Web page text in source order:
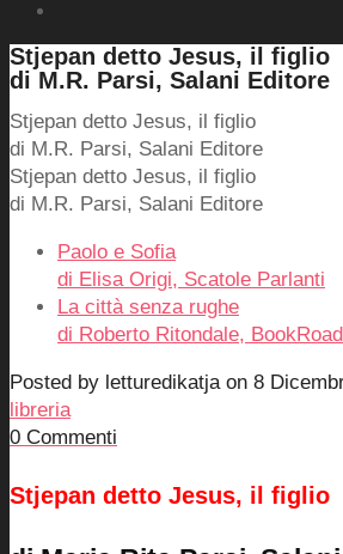
Stjepan detto Jesus, il figlio
di M.R. Parsi, Salani Editore
Stjepan detto Jesus, il figlio
di M.R. Parsi, Salani Editore
Stjepan detto Jesus, il figlio
di M.R. Parsi, Salani Editore
Paolo e Sofia
di Elisa Origi, Scatole Parlanti
La città senza rughe
di Roberto Ritondale, BookRoad
Posted by letturedikatjaon 8
libreria
0 Commenti
Stjepan detto Jesus, il figlio